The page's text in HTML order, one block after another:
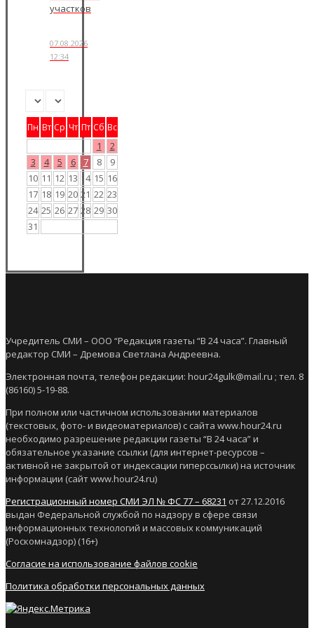
участков
07.08.2026
12:34
Пн Вт Ср Чт Пт Сб Вс
1
2
3
4 5 6 7 8
9
10 11 12 13 14 15 16
17 18 19 20 21 22 23
24 25 26 27 28 29 30
31
Учредитель СМИ – ООО “Редакция газеты “В 24 часа”. Главный
редактор СМИ – Дремова Светлана Андреевна.
Электронная почта, телефон редакции: hour24gulk@mail.ru ; тел. 8
(86160) 5-19-88.
При полном или частичном использовании материалов
(текстовых, фото- и видеоматериалов) с сайта www.hour24.ru
необходимо разрешение редакции газеты “В 24 часа” и
обязательное указание ссылки (для интернет-ресурсов –
активной не закрытой от индексации гиперссылки) на источник
информации (сайт www.hour24.ru)
Регистрационный номер СМИ ЭЛ № ФС 77 – 68231 от 27.12.2016
выдан Федеральной службой по надзору в сфере связи
информационных технологий и массовых коммуникаций
(Роскомнадзор) (16+)
Согласие на использование файлов cookie
Политика обработки персональных данных